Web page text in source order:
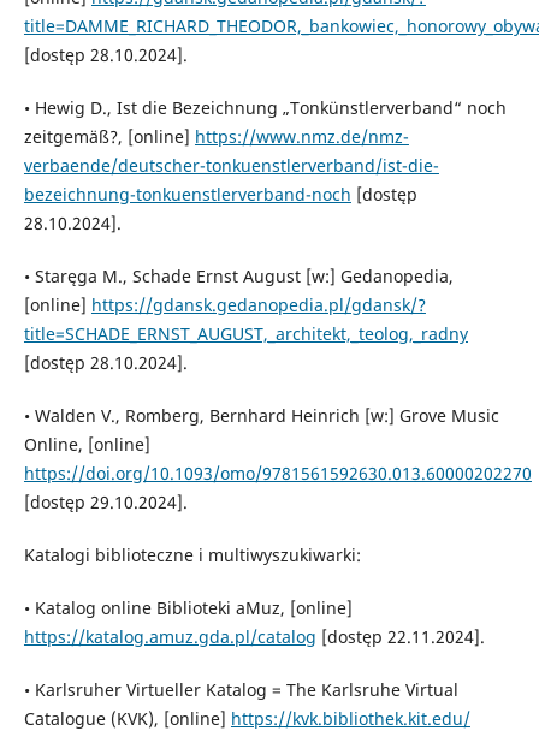
[dostęp 28.10.2024].
• Hewig D., Ist die Bezeichnung „Tonkünstlerverband“ noch
zeitgemäß?, [online] https://www.nmz.de/nmz-
verbaende/deutscher-tonkuenstlerverband/ist-die-
bezeichnung-tonkuenstlerverband-noch [dostęp
28.10.2024].
• Staręga M., Schade Ernst August [w:] Gedanopedia,
[online] https://gdansk.gedanopedia.pl/gdansk/?
title=SCHADE_ERNST_AUGUST,_architekt,_teolog,_radny
[dostęp 28.10.2024].
• Walden V., Romberg, Bernhard Heinrich [w:] Grove Music
Online, [online]
https://doi.org/10.1093/omo/9781561592630.013.60000202270
[dostęp 29.10.2024].
Katalogi biblioteczne i multiwyszukiwarki:
• Katalog online Biblioteki aMuz, [online]
https://katalog.amuz.gda.pl/catalog [dostęp 22.11.2024].
• Karlsruher Virtueller Katalog = The Karlsruhe Virtual
Catalogue (KVK), [online] https://kvk.bibliothek.kit.edu/